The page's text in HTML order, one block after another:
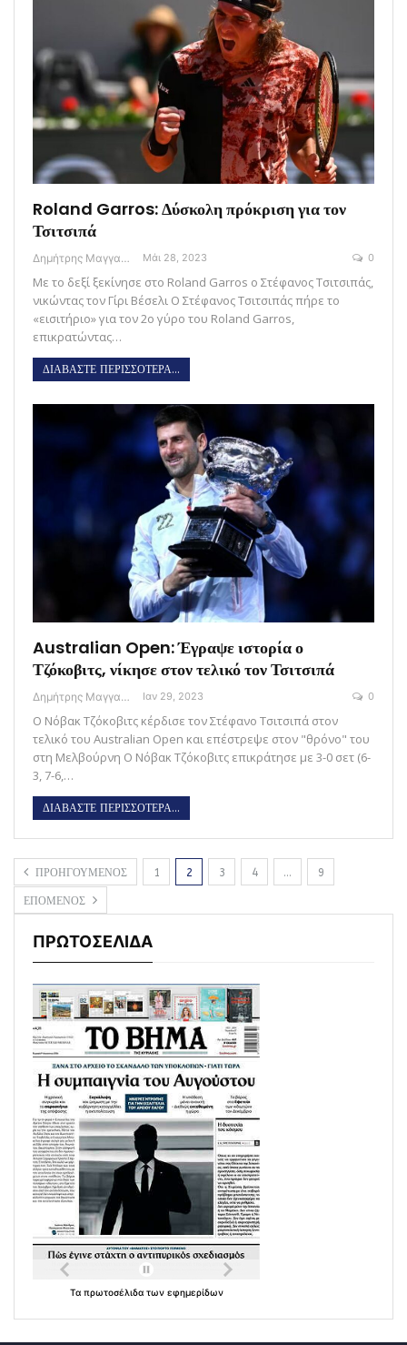
Roland Garros: Δύσκολη πρόκριση για τον
Τσιτσιπά
Δημήτρης Μαγγανάρης Μάι 28, 2023 0
Με το δεξί ξεκίνησε στο Roland Garros ο Στέφανος Τσιτσιπάς,
νικώντας τον Γίρι Βέσελι Ο Στέφανος Τσιτσιπάς πήρε το
«εισιτήριο» για τον 2ο γύρο του Roland Garros,
επικρατώντας…
ΔΙΑΒΑΣΤΕ ΠΕΡΙΣΣΟΤΕΡΑ...
Australian Open: Έγραψε ιστορία ο
Τζόκοβιτς, νίκησε στον τελικό τον Τσιτσιπά
Δημήτρης Μαγγανάρης Ιαν 29, 2023 0
Ο Νόβακ Τζόκοβιτς κέρδισε τον Στέφανο Τσιτσιπά στον
τελικό του Australian Open και επέστρεψε στον "θρόνο" του
στη Μελβούρνη Ο Νόβακ Τζόκοβιτς επικράτησε με 3-0 σετ (6-
3, 7-6,…
ΔΙΑΒΑΣΤΕ ΠΕΡΙΣΣΟΤΕΡΑ...
ΠΡΟΗΓΟΥΜΕΝΟΣ 1 2 3 4 … 9
ΕΠΟΜΕΝΟΣ
ΠΡΩΤΟΣΕΛΙΔΑ
Τα πρωτοσέλιδα των εφημερίδων